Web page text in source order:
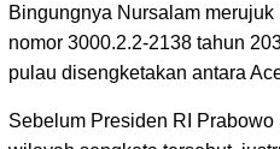
Bingungnya Nursalam
nomor 3000.2.2-2138 tahun
pulau disengketakan antara
Sebelum Presiden RI